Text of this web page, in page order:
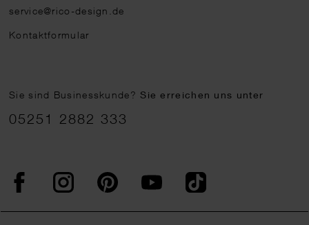
service@rico-design.de
Kontaktformular
Sie sind Businesskunde?Sie erreichen uns unter
05251 2882 333
FacebookInstagram PinterestYouTubeTikTok